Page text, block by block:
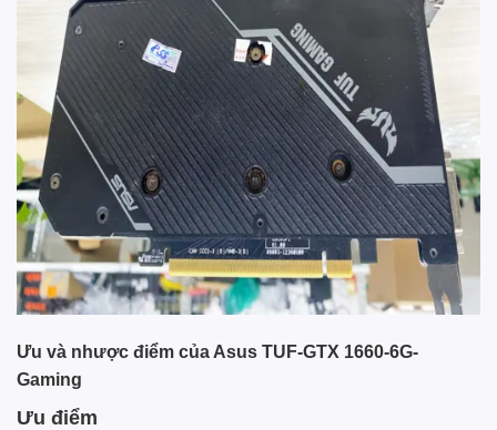
Ưu và nhược điểm của Asus TUF-GTX 1660-6G-
Gaming
Ưu điểm